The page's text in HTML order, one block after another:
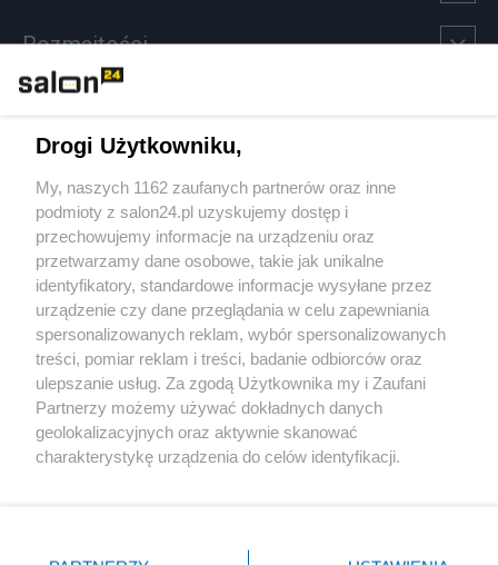
Rozmaitości
Sport
Społeczeństwo
Kultura
X Facebook Instagram Youtube
Drogi Użytkowniku,
My, naszych 1162 zaufanych partnerów oraz inne
podmioty z salon24.pl uzyskujemy dostęp i
przechowujemy informacje na urządzeniu oraz
przetwarzamy dane osobowe, takie jak unikalne
identyfikatory, standardowe informacje wysyłane przez
urządzenie czy dane przeglądania w celu zapewniania
spersonalizowanych reklam, wybór spersonalizowanych
treści, pomiar reklam i treści, badanie odbiorców oraz
ulepszanie usług. Za zgodą Użytkownika my i Zaufani
Partnerzy możemy używać dokładnych danych
geolokalizacyjnych oraz aktywnie skanować
charakterystykę urządzenia do celów identyfikacji.
zmienić/wycofać klikając przycisk ustawień prywatności